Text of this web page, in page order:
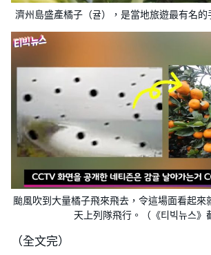
濟州島盛產橘子（귤），是當地旅遊最有名的
颱風吹到大量橘子飛來飛去，令這場面看起
天上列隊飛行。（《티빅뉴스》
（全文完）